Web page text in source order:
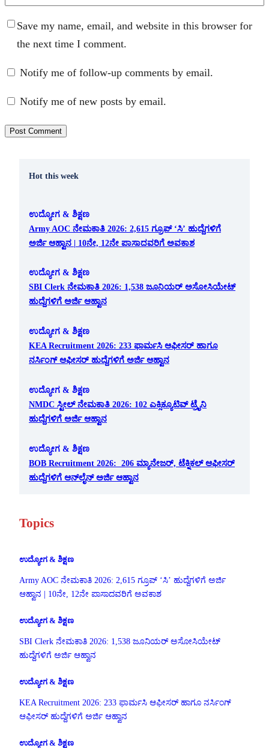
Save my name, email, and website in this browser for
the next time I comment.
Notify me of follow-up comments by email.
Notify me of new posts by email.
Hot this week
ಉದ್ಯೋಗ & ಶಿಕ್ಷಣ
Army AOC ನೇಮಕಾತಿ 2026: 2,615 ಗ್ರೂಪ್ ‘ಸಿ’ ಹುದ್ದೆಗಳಿಗೆ
ಅರ್ಜಿ ಆಹ್ವಾನ | 10ನೇ, 12ನೇ ಪಾಸಾದವರಿಗೆ ಅವಕಾಶ
ಉದ್ಯೋಗ & ಶಿಕ್ಷಣ
SBI Clerk ನೇಮಕಾತಿ 2026: 1,538 ಜೂನಿಯರ್ ಅಸೋಸಿಯೇಟ್
ಹುದ್ದೆಗಳಿಗೆ ಅರ್ಜಿ ಆಹ್ವಾನ
ಉದ್ಯೋಗ & ಶಿಕ್ಷಣ
KEA Recruitment 2026: 233 ಫಾರ್ಮಸಿ ಆಫೀಸರ್ ಹಾಗೂ
ನರ್ಸಿಂಗ್ ಆಫೀಸರ್ ಹುದ್ದೆಗಳಿಗೆ ಅರ್ಜಿ ಆಹ್ವಾನ
ಉದ್ಯೋಗ & ಶಿಕ್ಷಣ
NMDC ಸ್ಟೀಲ್ ನೇಮಕಾತಿ 2026: 102 ಎಕ್ಸಿಕ್ಯೂಟಿವ್ ಟ್ರೈನಿ
ಹುದ್ದೆಗಳಿಗೆ ಅರ್ಜಿ ಆಹ್ವಾನ
ಉದ್ಯೋಗ & ಶಿಕ್ಷಣ
BOB Recruitment 2026: 206 ಮ್ಯಾನೇಜರ್, ಟೆಕ್ನಿಕಲ್ ಆಫೀಸರ್
ಹುದ್ದೆಗಳಿಗೆ ಆನ್‌ಲೈನ್ ಅರ್ಜಿ ಆಹ್ವಾನ
Topics
ಉದ್ಯೋಗ & ಶಿಕ್ಷಣ
Army AOC ನೇಮಕಾತಿ 2026: 2,615 ಗ್ರೂಪ್ ‘ಸಿ’ ಹುದ್ದೆಗಳಿಗೆ ಅರ್ಜಿ
ಆಹ್ವಾನ | 10ನೇ, 12ನೇ ಪಾಸಾದವರಿಗೆ ಅವಕಾಶ
ಉದ್ಯೋಗ & ಶಿಕ್ಷಣ
SBI Clerk ನೇಮಕಾತಿ 2026: 1,538 ಜೂನಿಯರ್ ಅಸೋಸಿಯೇಟ್
ಹುದ್ದೆಗಳಿಗೆ ಅರ್ಜಿ ಆಹ್ವಾನ
ಉದ್ಯೋಗ & ಶಿಕ್ಷಣ
KEA Recruitment 2026: 233 ಫಾರ್ಮಸಿ ಆಫೀಸರ್ ಹಾಗೂ ನರ್ಸಿಂಗ್
ಆಫೀಸರ್ ಹುದ್ದೆಗಳಿಗೆ ಅರ್ಜಿ ಆಹ್ವಾನ
ಉದ್ಯೋಗ & ಶಿಕ್ಷಣ